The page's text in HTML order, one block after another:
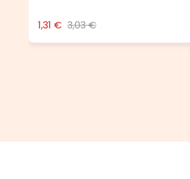
1,31 € 3,03 €